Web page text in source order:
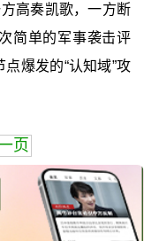
高奏凯歌，一方断
简单的军事袭击评
爆发的“认知域”攻
页